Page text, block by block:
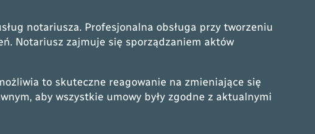
notariusza. Profesjonalna obsługa przy tworzeniu
Notariusz zajmuje się sporządzaniem aktów
to skuteczne reagowanie na zmieniające się
aby wszystkie umowy były zgodne z aktualnymi